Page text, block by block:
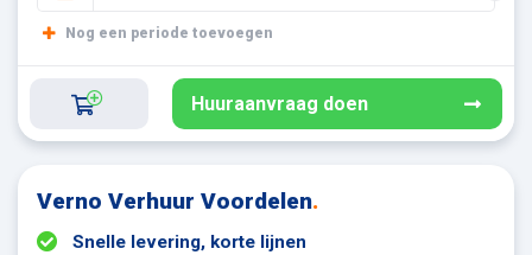
Nog een periode toevoegen
Huuraanvraag doen
Verno Verhuur Voordelen.
Snelle levering, korte lijnen